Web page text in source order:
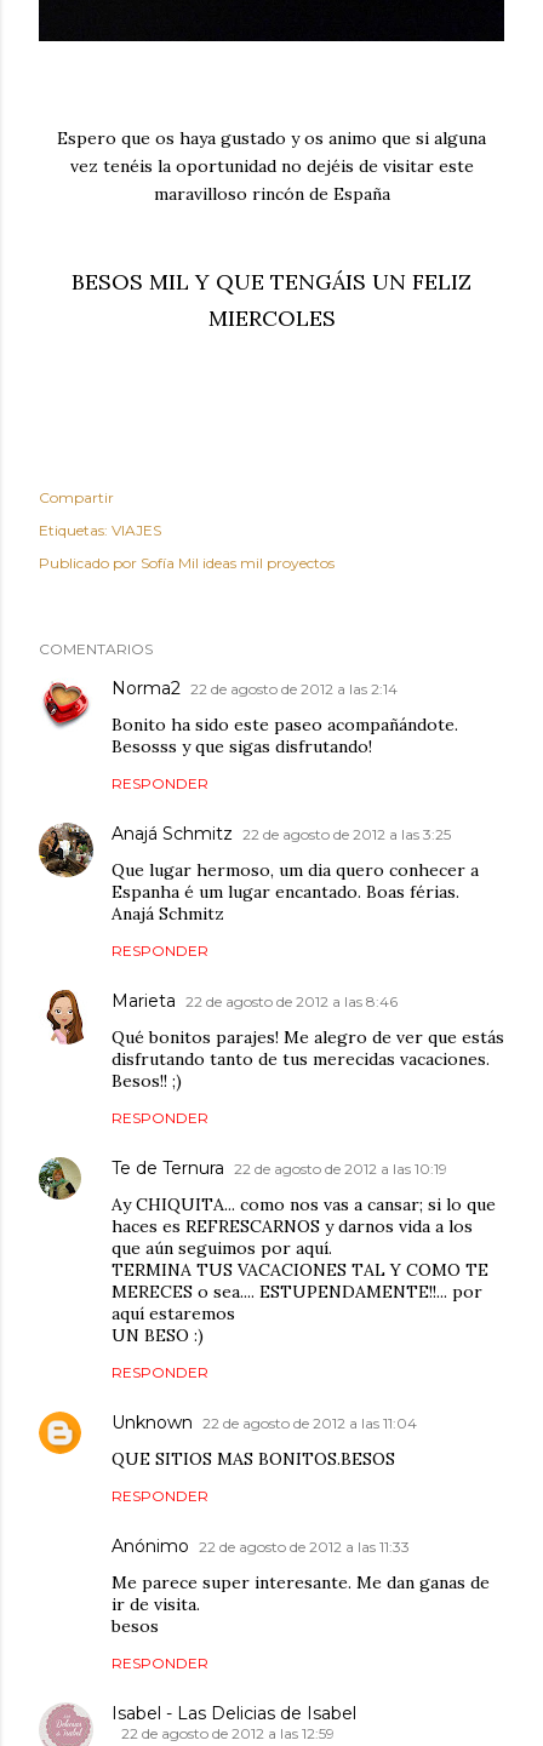
Espero que os haya gustado y os animo que si alguna
vez tenéis la oportunidad no dejéis de visitar este
maravilloso rincón de España
BESOS MIL Y QUE TENGÁIS UN FELIZ
MIERCOLES
Compartir
Etiquetas: VIAJES
Publicado por Sofía Mil ideas mil proyectos
COMENTARIOS
Norma2 22 de agosto de 2012 a las 2:14
Bonito ha sido este paseo acompañándote.
Besosss y que sigas disfrutando!
RESPONDER
Anajá Schmitz 22 de agosto de 2012 a las 3:25
Que lugar hermoso, um dia quero conhecer a
Espanha é um lugar encantado. Boas férias.
Anajá Schmitz
RESPONDER
Marieta 22 de agosto de 2012 a las 8:46
Qué bonitos parajes! Me alegro de ver que estás
disfrutando tanto de tus merecidas vacaciones.
Besos!! ;)
RESPONDER
Te de Ternura 22 de agosto de 2012 a las 10:19
Ay CHIQUITA... como nos vas a cansar; si lo que
haces es REFRESCARNOS y darnos vida a los
que aún seguimos por aquí.
TERMINA TUS VACACIONES TAL Y COMO TE
MERECES o sea.... ESTUPENDAMENTE!!... por
aquí estaremos
UN BESO :)
RESPONDER
Unknown 22 de agosto de 2012 a las 11:04
QUE SITIOS MAS BONITOS.BESOS
RESPONDER
Anónimo 22 de agosto de 2012 a las 11:33
Me parece super interesante. Me dan ganas de
ir de visita.
besos
RESPONDER
Isabel - Las Delicias de Isabel
22 de agosto de 2012 a las 12:59